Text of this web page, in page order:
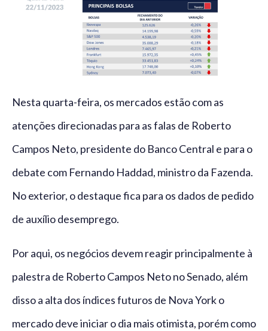
Nesta quarta-feira, os mercados estão com as
atenções direcionadas para as falas de Roberto
Campos Neto, presidente do Banco Central e para o
debate com Fernando Haddad, ministro da Fazenda.
No exterior, o destaque fica para os dados de pedido
de auxílio desemprego.
Por aqui, os negócios devem reagir principalmente à
palestra de Roberto Campos Neto no Senado, além
disso a alta dos índices futuros de Nova York o
mercado deve iniciar o dia mais otimista, porém como